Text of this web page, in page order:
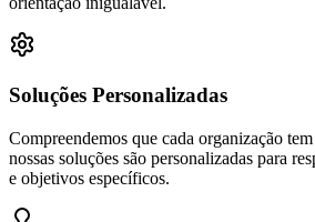
Soluções Personalizadas
Compreendemos que cada organização
nossas soluções são personalizadas para
e objetivos específicos.